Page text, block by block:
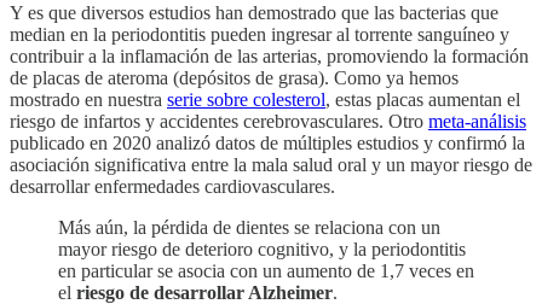
Y es que diversos estudios han demostrado que las bacterias que
median en la periodontitis pueden ingresar al torrente sanguíneo y
contribuir a la inflamación de las arterias, promoviendo la formación
de placas de ateroma (depósitos de grasa). Como ya hemos
mostrado en nuestra serie sobre colesterol, estas placas aumentan el
riesgo de infartos y accidentes cerebrovasculares. Otro meta-análisis
publicado en 2020 analizó datos de múltiples estudios y confirmó la
asociación significativa entre la mala salud oral y un mayor riesgo de
desarrollar enfermedades cardiovasculares.
Más aún, la pérdida de dientes se relaciona con un
mayor riesgo de deterioro cognitivo, y la periodontitis
en particular se asocia con un aumento de 1,7 veces en
el riesgo de desarrollar Alzheimer.